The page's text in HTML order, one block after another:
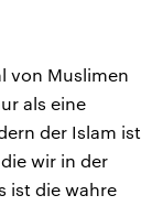
von Muslimen
als eine
der Islam ist
wir in der
ist die wahre